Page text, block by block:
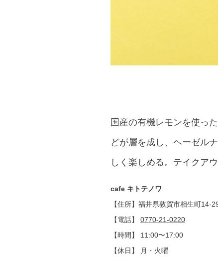
国産の有機レモンを使っ
どが層を成し、ヘーゼル
しく楽しめる。テイクア
cafe キトテノワ
【住所】福井県敦賀市相生町14-
【電話】 0770-21-0220
【時間】 11:00〜17:00
【休日】 月・火曜